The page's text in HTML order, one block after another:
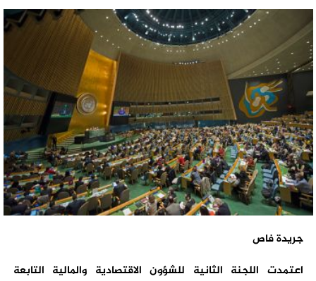
جريدة فاص
اعتمدت اللجنة الثانية للشؤون الاقتصادية والمالية التابعة